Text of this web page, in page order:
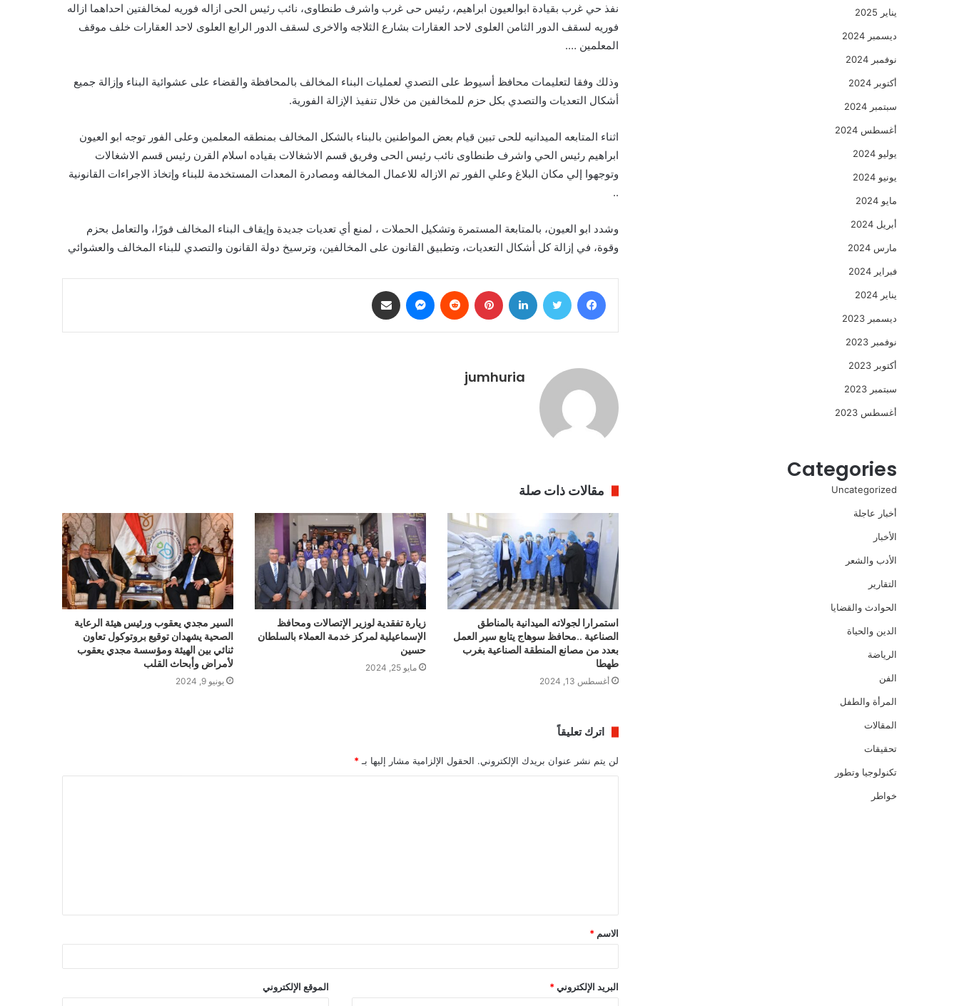
نفذ حي غرب بقيادة ابوالعيون ابراهيم، رئيس حى غرب واشرف طنطاوى، نائب رئيس الحى ازاله فوريه لمخالفتين احداهما ازاله
فوريه لسقف الدور الثامن العلوى لاحد العقارات بشارع الثلاجه والاخرى لسقف الدور الرابع العلوى لاحد العقارات خلف موقف
المعلمين ….
وذلك وفقا لتعليمات محافظ أسيوط على التصدي لعمليات البناء المخالف بالمحافظة والقضاء على عشوائية البناء وإزالة جميع
أشكال التعديات والتصدي بكل حزم للمخالفين من خلال تنفيذ الإزالة الفورية.
اثناء المتابعه الميدانيه للحى تبين قيام بعض المواطنين بالبناء بالشكل المخالف بمنطقه المعلمين وعلى الفور توجه ابو العيون
ابراهيم رئيس الحي واشرف طنطاوى نائب رئيس الحى وفريق قسم الاشغالات بقياده اسلام القرن رئيس قسم الاشغالات
وتوجهوا إلي مكان البلاغ وعلي الفور تم الازاله للاعمال المخالفه ومصادرة المعدات المستخدمة للبناء وإتخاذ الاجراءات القانونية
..
وشدد ابو العيون، بالمتابعة المستمرة وتشكيل الحملات ، لمنع أي تعديات جديدة وإيقاف البناء المخالف فورًا، والتعامل بحزم
وقوة، في إزالة كل أشكال التعديات، وتطبيق القانون على المخالفين، وترسيخ دولة القانون والتصدي للبناء المخالف والعشوائي
فيسبوك تويتر لينكدإن بينتيريست ماسنجر
jumhuria
مقالات ذات صلة
استمرارا لجولاته الميدانية بالمناطق
الصناعية ..محافظ سوهاج يتابع سير العمل
بعدد من مصانع المنطقة الصناعية بغرب
طهطا
أغسطس 13, 2024
زيارة تفقدية لوزير الإتصالات ومحافظ
الإسماعيلية لمركز خدمة العملاء بالسلطان
حسين
مايو 25, 2024
السير مجدي يعقوب ورئيس هيئة الرعاية
الصحية يشهدان توقيع بروتوكول تعاون
ثنائي بين الهيئة ومؤسسة مجدي يعقوب
لأمراض وأبحاث القلب
يونيو 9, 2024
اترك تعليقاً
لن يتم نشر عنوان بريدك الإلكتروني. الحقول الإلزامية مشار إليها بـ *
ق
*
الاسم *
البريد الإلكتروني * الموقع الإلكتروني
يناير 2025
ديسمبر 2024
نوفمبر 2024
أكتوبر 2024
سبتمبر 2024
أغسطس 2024
يوليو 2024
يونيو 2024
مايو 2024
أبريل 2024
مارس 2024
فبراير 2024
يناير 2024
ديسمبر 2023
نوفمبر 2023
أكتوبر 2023
سبتمبر 2023
أغسطس 2023
Categories
Uncategorized
أخبار عاجلة
الأخبار
الأدب والشعر
التقارير
الحوادث والقضايا
الدين والحياة
الرياضة
الفن
المرأة والطفل
المقالات
تحقيقات
تكنولوجيا وتطور
خواطر